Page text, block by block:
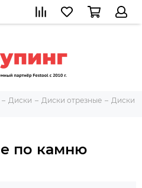
Диски Диски отрезные
Диски
по камню